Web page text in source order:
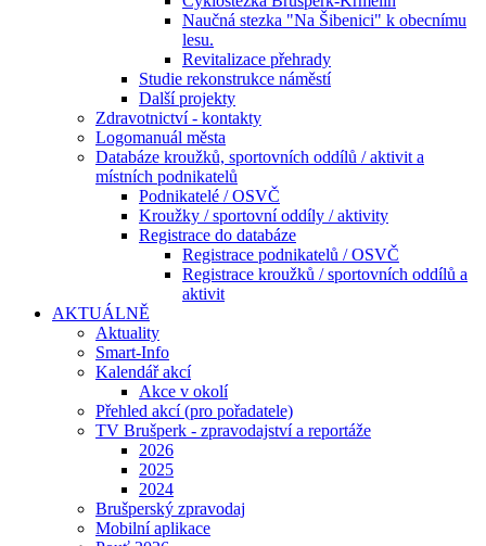
Naučná stezka "Na Šibenici" k obecnímu
lesu.
Revitalizace přehrady
Studie rekonstrukce náměstí
Další projekty
Zdravotnictví - kontakty
Logomanuál města
Databáze kroužků, sportovních oddílů / aktivit a
místních podnikatelů
Podnikatelé / OSVČ
Kroužky / sportovní oddíly / aktivity
Registrace do databáze
Registrace podnikatelů / OSVČ
Registrace kroužků / sportovních oddílů a
aktivit
AKTUÁLNĚ
Aktuality
Smart-Info
Kalendář akcí
Akce v okolí
Přehled akcí (pro pořadatele)
TV Brušperk - zpravodajství a reportáže
2026
2025
2024
Brušperský zpravodaj
Mobilní aplikace